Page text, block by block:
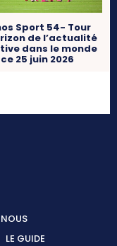
Sport 54- Tour
de l’actualité
dans le monde
ce 25 juin 2026
LE GUIDE